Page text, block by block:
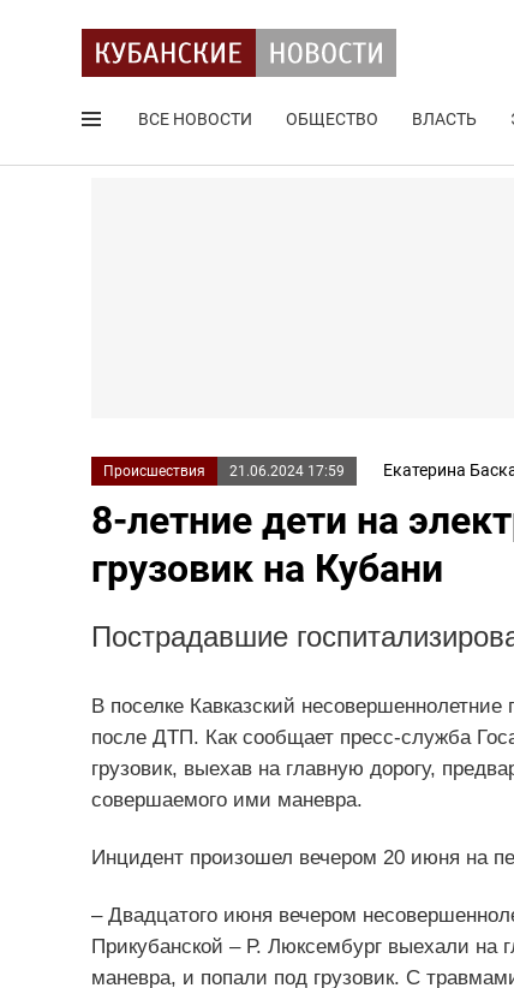
ВСЕ НОВОСТИ ОБЩЕСТВО ВЛАСТЬ
Происшествия 21.06.2024 17:59 Екатерина
8-летние дети на
грузовик на Кубани
Пострадавшие
В поселке Кавказский
после ДТП. Как сообщает пресс-служба
грузовик, выехав на главную дорогу,
совершаемого ими маневра.
Инцидент произошел вечером 20 июня на
– Двадцатого июня вечером
Прикубанской – Р. Люксембург выехали на
маневра, и попали под грузовик. С